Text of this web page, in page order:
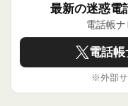
最新の迷惑電
電話帳
電話
※外部